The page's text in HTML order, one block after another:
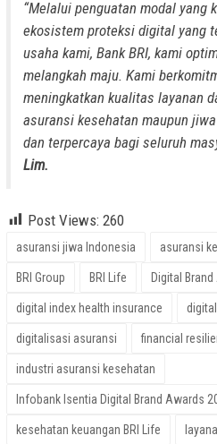
“Melalui penguatan modal yang
ekosistem proteksi digital yang
usaha kami, Bank BRI, kami
melangkah maju. Kami
meningkatkan kualitas layanan
asuransi kesehatan maupun
dan terpercaya bagi seluruh
Lim.
Post Views: 260
asuransi jiwa Indonesia asuransi
BRI Group BRI Life Digital
digital index health insurance
digitalisasi asuransi financial
industri asuransi kesehatan
Infobank Isentia Digital Brand Awards
kesehatan keuangan BRI Life